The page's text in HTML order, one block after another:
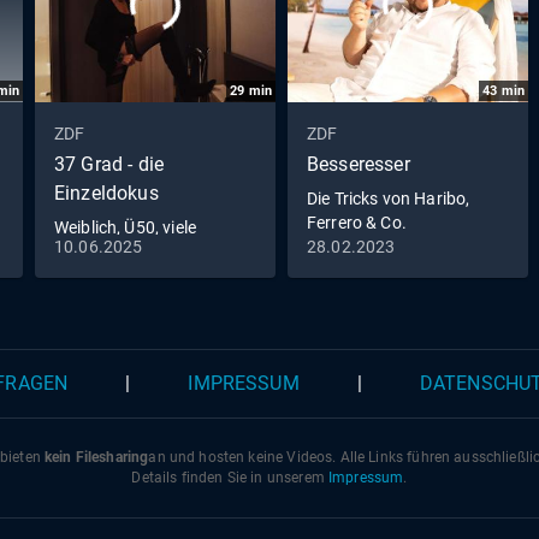
29 min
ZDF
37 Grad - die
Einzeldokus
Weiblich, Ü50, viele
Liebhaber
10.06.2025
43 min
ZDF
Besseresser
Die Tricks von Haribo,
Ferrero & Co.
28.02.2023
IMPRESSUM
kein Filesharingan und hosten keine Videos. Alle Links führen
Details finden Sie in unserem Impressum.